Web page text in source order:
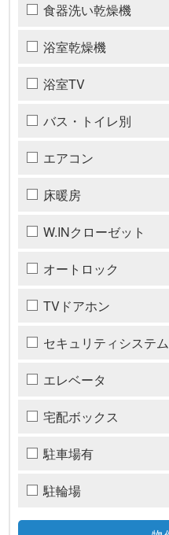
食器洗い乾燥機
浴室乾燥機
浴室TV
バス・トイレ別
エアコン
床暖房
W.INクローゼット
オートロック
TVドアホン
セキュリティシステム
エレベータ
宅配ボックス
駐車場有
駐輪場